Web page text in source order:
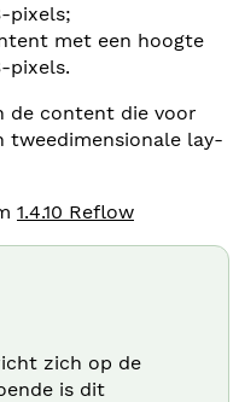
pixels;
met een hoogte
pixels.
de content die voor
tweedimensionale lay-
1.4.10 Reflow
zich op de
is dit